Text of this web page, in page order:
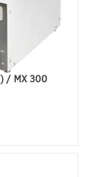
/ MX 300